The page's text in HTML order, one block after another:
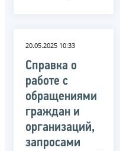
20.05.2025 10:33
Справка о
работе с
обращениями
граждан и
организаций,
запросами